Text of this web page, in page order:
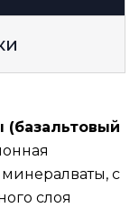
(базальтовый
с
слоя